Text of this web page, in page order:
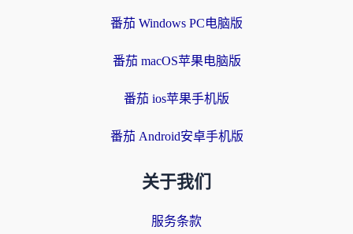
番茄 Windows PC电脑版
番茄 macOS苹果电脑版
番茄 ios苹果手机版
番茄 Android安卓手机版
关于我们
服务条款